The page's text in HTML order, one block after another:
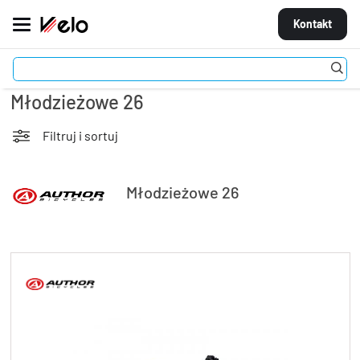
Kontakt
MARKI
ROWERY
STROJE
OGUMIENIE
Rowery Młodzieżowe i dziecięce
Młodzieżowe 26
Filtruj i sortuj
Młodzieżowe 26